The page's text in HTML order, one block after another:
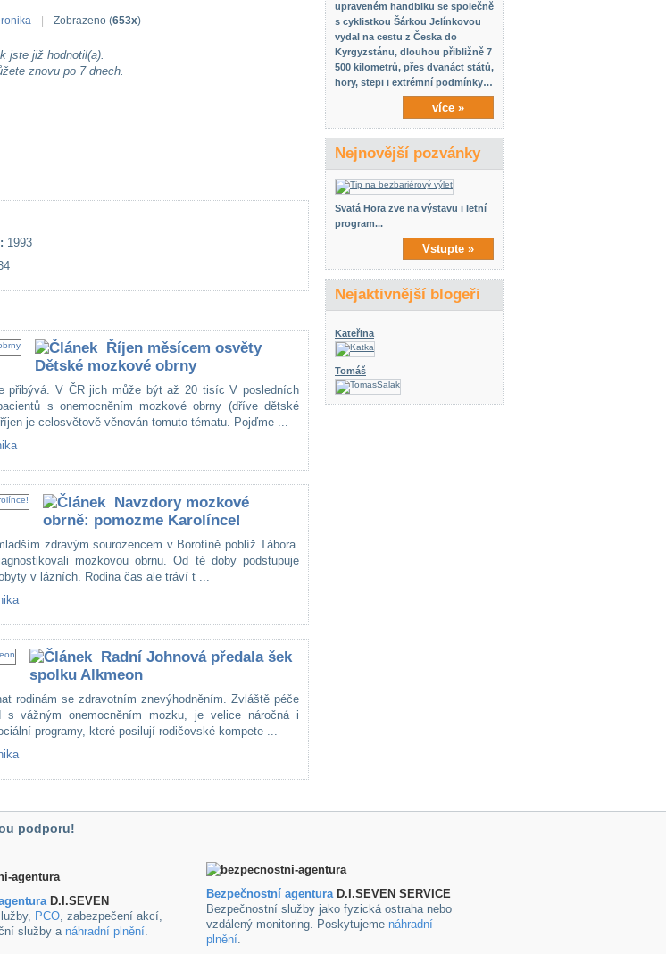
Zobrazeno (653x)
jste již hodnotil(a).
znovu po 7 dnech.
1993
Říjen měsícem osvěty
Dětské mozkové obrny
přibývá. V ČR jich může být až 20 tisíc V posledních
s onemocněním mozkové obrny (dříve dětské
je celosvětově věnován tomuto tématu. Pojďme ...
Navzdory mozkové
obrně: pomozme Karolínce!
zdravým sourozencem v Borotíně poblíž Tábora.
mozkovou obrnu. Od té doby podstupuje
v lázních. Rodina čas ale tráví t ...
Radní Johnová předala šek
spolku Alkmeon
rodinám se zdravotním znevýhodněním. Zvláště péče
vážným onemocněním mozku, je velice náročná i
programy, které posilují rodičovské kompete ...
upraveném handbiku se společně
s cyklistkou Šárkou Jelínkovou
vydal na cestu z Česka do
Kyrgyzstánu, dlouhou přibližně 7
500 kilometrů, přes dvanáct států,
hory, stepi i extrémní podmínky…
více »
Nejnovější pozvánky
Svatá Hora zve na výstavu i letní
program...
Vstupte »
Nejaktivnější blogeři
Kateřina
Tomáš
podporu!
D.I.SEVEN
PCO, zabezpečení akcí,
služby a náhradní plnění.
Bezpečnostní agenturaD.I.SEVEN SERVICE
Bezpečnostní služby jako fyzická ostraha nebo
vzdálený monitoring. Poskytujeme náhradní
plnění.